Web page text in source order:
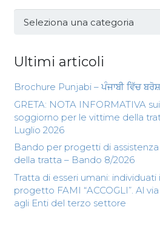
Categorie
Ultimi articoli
Brochure Punjabi – ਪੰਜਾਬੀ ਵਿੱਚ
GRETA: NOTA INFORMATIVA
soggiorno per le vittime della
Luglio 2026
Bando per progetti di
della tratta – Bando 8/2026
Tratta di esseri umani:
progetto FAMI “ACCOGLI”. Al
agli Enti del terzo settore